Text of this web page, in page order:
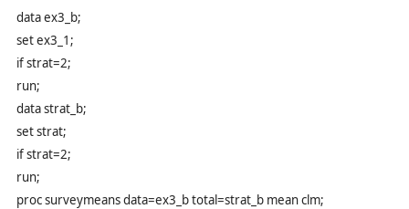
data ex3_b;
set ex3_1;
if strat=2;
run;
data strat_b;
set strat;
if strat=2;
run;
proc surveymeans data=ex3_b total=strat_b mean clm;